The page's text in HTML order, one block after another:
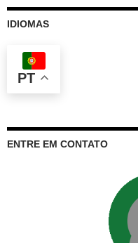
IDIOMAS
PT
ENTRE EM CONTATO